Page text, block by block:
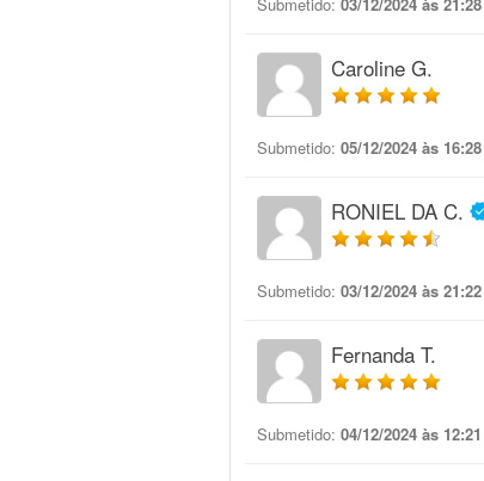
Caroline G.
Submetido: 05/12/2024 às 16:28
RONIEL DA C.
Submetido: 03/12/2024 às 21:22
Fernanda T.
Submetido: 04/12/2024 às 12:21